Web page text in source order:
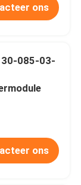
ons
085-03-
ons